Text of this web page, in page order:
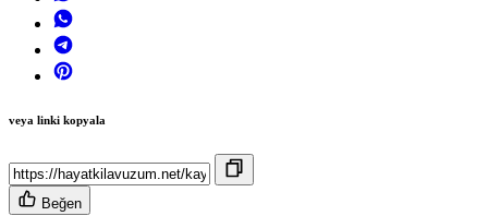
veya linki kopyala
Beğen